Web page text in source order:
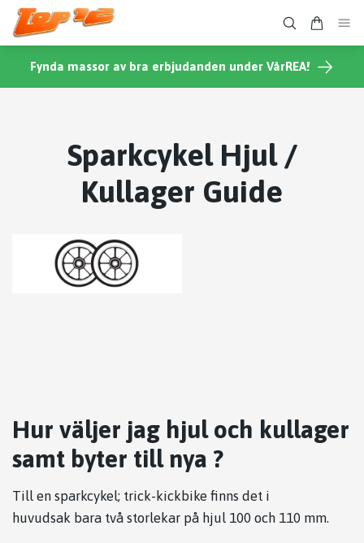
Fynda massor av bra erbjudanden under VårREA!
Sparkcykel Hjul /
Kullager Guide
Hur väljer jag hjul och kullager
samt byter till nya ?
Till en sparkcykel; trick-kickbike finns det i
huvudsak bara två storlekar på hjul 100 och 110 mm.